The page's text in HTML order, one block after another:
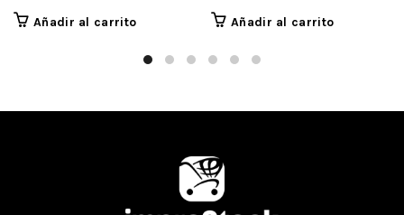
Añadir al carrito Añadir al carrito